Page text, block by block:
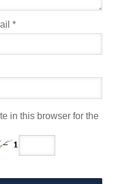
*
in this browser for the